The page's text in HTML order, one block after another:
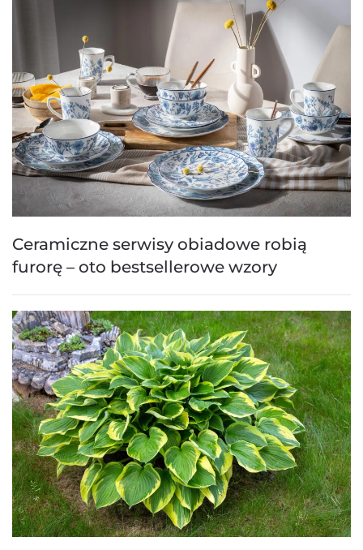
Ceramiczne serwisy obiadowe robią
furorę – oto bestsellerowe wzory